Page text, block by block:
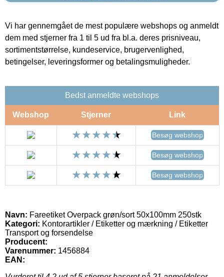
Vi har gennemgået de mest populære webshops og anmeldt
dem med stjerner fra 1 til 5 ud fra bl.a. deres prisniveau,
sortimentstørrelse, kundeservice, brugervenlighed,
betingelser, leveringsformer og betalingsmuligheder.
Bedst anmeldte webshops
Webshop Stjerner Link
Besøg webshop
Besøg webshop
Besøg webshop
Navn: Fareetiket Overpack grøn/sort 50x100mm 250stk
Kategori: Kontorartikler / Etiketter og mærkning / Etiketter
Transport og forsendelse
Producent:
Varenummer: 1456884
EAN: